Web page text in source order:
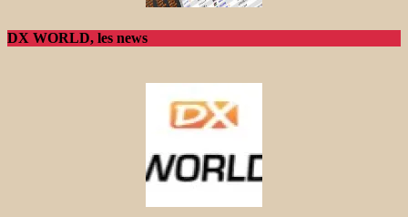
DX WORLD, les news